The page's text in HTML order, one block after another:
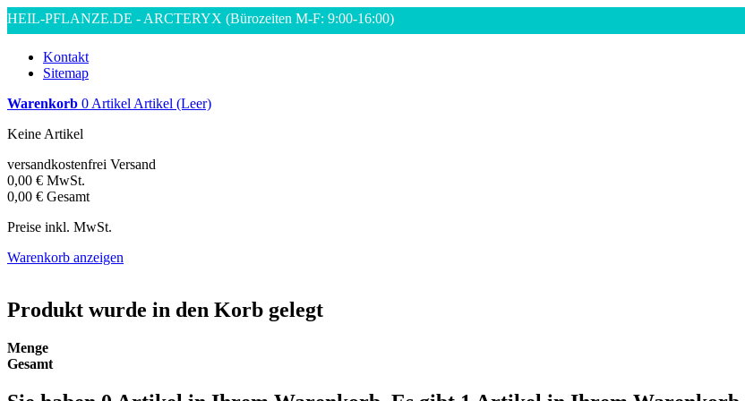
HEIL-PFLANZE.DE - ARCTERYX (Bürozeiten M-F: 9:00-16:00)
Kontakt
Sitemap
Warenkorb 0 Artikel Artikel (Leer)
Keine Artikel
versandkostenfrei Versand
0,00 € MwSt.
0,00 € Gesamt
Preise inkl. MwSt.
Warenkorb anzeigen
Produkt wurde in den Korb gelegt
Menge
Gesamt